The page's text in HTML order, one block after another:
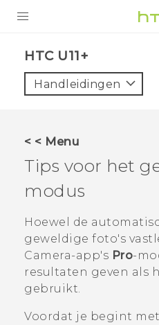
VIVE
AANBIEDINGEN
HTC Club
SUPPORT
HTC-apparaten & -
VIVERSE
Aanmelden
HTC U11+‎
Handleidingen
< < Menu
Tips voor het
modus
Hoewel de
geweldige foto's
Camera-app's Pro-
resultaten geven als
gebruikt.
Voordat je begint